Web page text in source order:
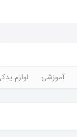
آموزشی لوازم